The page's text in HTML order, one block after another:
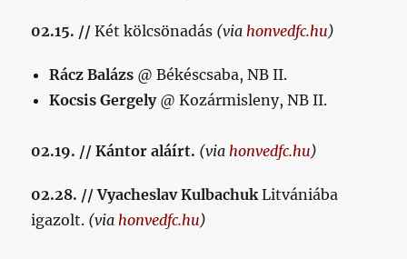
02.15. // Két kölcsönadás (viahonvedfc.hu)
Rácz Balázs @ Békéscsaba, NB II.
Kocsis Gergely@ Kozármisleny, NB II.
02.19. // Kántor aláírt. (viahonvedfc.hu)
02.28. // Vyacheslav KulbachukLitvániába
igazolt. (viahonvedfc.hu)